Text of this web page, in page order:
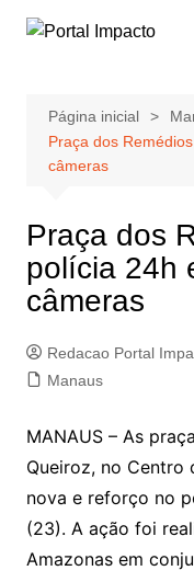
para
Página inicial
Praça dos
câmeras
Praça dos
polícia 24h
câmeras
Redacao Portal
Manaus
MANAUS – As
Queiroz, no Centro
nova e reforço no
(23). A ação foi
Amazonas em